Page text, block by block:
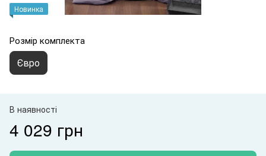
Новинка
Розмір комплекта
Євро
В наявності
4 029 грн